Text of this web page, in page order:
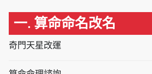
一. 算命命名改名
奇門天星改運